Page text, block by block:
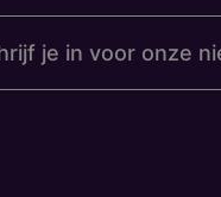
je in voor onze